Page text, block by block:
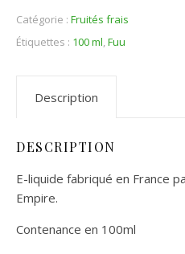
Catégorie : Fruités frais
Étiquettes : 100 ml,Fuu
Description
DESCRIPTION
E-liquide fabriqué en France
Empire.
Contenance en 100ml